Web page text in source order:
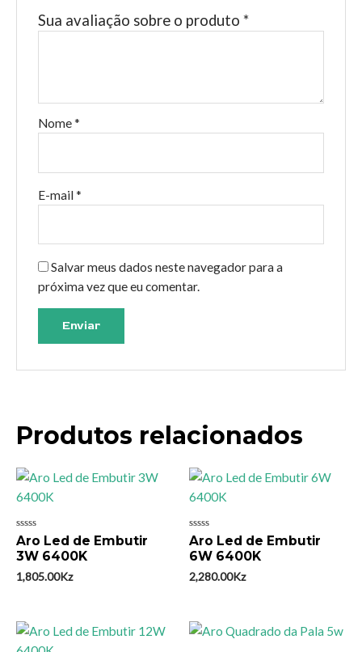
Sua avaliação sobre o produto *
Nome *
E-mail *
Salvar meus dados neste navegador para a
próxima vez que eu comentar.
Produtos relacionados
Avaliação
0
de
5
Aro Led de Embutir
3W 6400K
1,805.00Kz
Avaliação
0
de
5
Aro Led de Embutir
6W 6400K
2,280.00Kz